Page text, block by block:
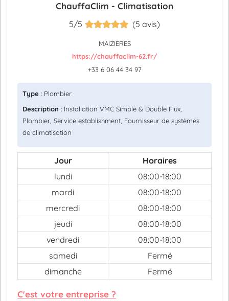
ChauffaClim - Climatisation
5/5 (5 avis)
MAIZIERES
https://chauffaclim-62.fr/
+33 6 06 44 34 97
Type : Plombier
Description : Installation VMC Simple & Double Flux,
Plombier, Service establishment, Fournisseur de systèmes
de climatisation
Jour
Horaires
lundi
08:00-18:00
mardi
08:00-18:00
mercredi
08:00-18:00
jeudi
08:00-18:00
vendredi
08:00-18:00
samedi
Fermé
dimanche
Fermé
C'est votre entreprise ?